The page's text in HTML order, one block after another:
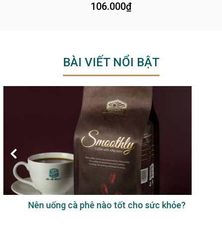
106.000₫
BÀI VIẾT NỔI BẬT
Uống cà phê sữa có tốt không?